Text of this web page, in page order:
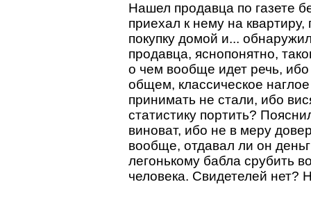
Нашел продавца по газете
приехал к нему на
покупку домой и...
продавца, яснопонятно,
о чем вообще идет речь,
общем, классическое
принимать не стали, ибо
статистику портить?
виноват, ибо не в меру
вообще, отдавал ли он
легонькому бабла срубить
человека. Свидетелей нет?